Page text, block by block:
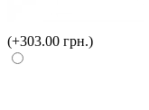
(+303.00 грн.)